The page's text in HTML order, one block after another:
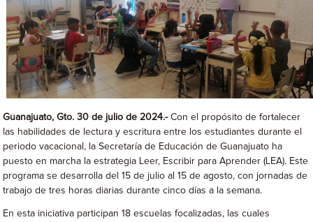
Guanajuato, Gto. 30 de julio de 2024.-Con el propósito de fortalecer
las habilidades de lectura y escritura entre los estudiantes durante el
periodo vacacional, la Secretaría de Educación de Guanajuato ha
puesto en marcha la estrategia Leer, Escribir para Aprender (LEA). Este
programa se desarrolla del 15 de julio al 15 de agosto, con jornadas de
trabajo de tres horas diarias durante cinco días a la semana.
En esta iniciativa participan 18 escuelas focalizadas, las cuales